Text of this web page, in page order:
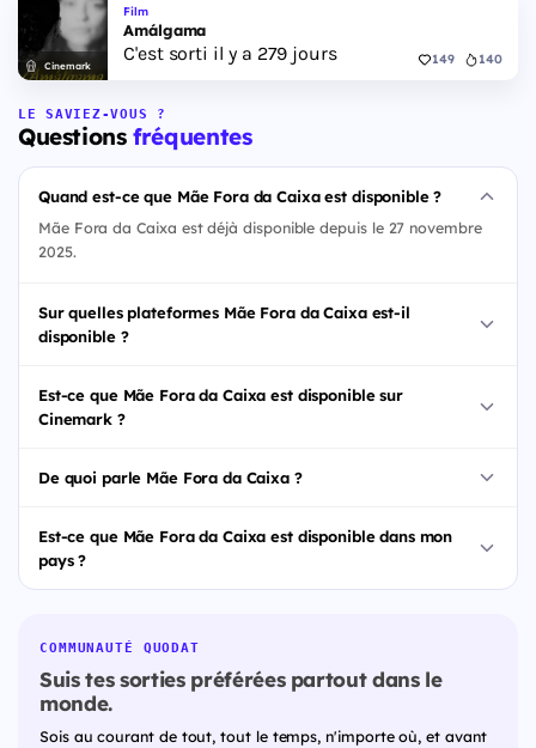
Cinemark
Film
Amálgama
C'est sorti il y a 279 jours 149 140
LE SAVIEZ-VOUS ?
Questionsfréquentes
Quand est-ce que Mãe Fora da Caixa est disponible ?
Mãe Fora da Caixa est déjà disponible depuis le 27 novembre
2025.
Sur quelles plateformes Mãe Fora da Caixa est-il
disponible ?
Est-ce que Mãe Fora da Caixa est disponible sur
Cinemark ?
De quoi parle Mãe Fora da Caixa ?
Est-ce que Mãe Fora da Caixa est disponible dans mon
pays ?
COMMUNAUTÉ QUODAT
Suis tes sorties préférées partout dans le
monde.
Sois au courant de tout, tout le temps, n'importe où, et avant